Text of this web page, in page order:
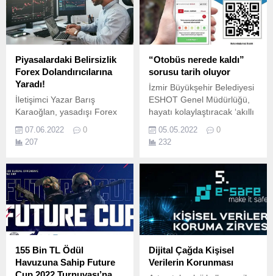
beldelerini kapsayan bir tura
çıkan ClickMeLive ile bu
bayram her zamankinden
daha eğlenceli geçecek… ...
ulaşmasını sağlayan yeni
fotoğraf makineleri ve
lensleri kullanıma sunuyor.
Piyasalardaki Belirsizlik
Forex Dolandırıcılarına
Yaradı!
İletişimci Yazar Barış
Karaoğlan, yasadışı Forex
uygulamaları ile yapılan
Nitelikli Dolandırıcılık
yatırımcıları uyardı ve
konuya dikkat çekti.
07.06.2022
0
207
“Otobüs nerede kaldı”
sorusu tarih oluyor
İzmir Büyükşehir Belediyesi
ESHOT Genel Müdürlüğü,
hayatı kolaylaştıracak ‘akıllı
atıyor.
05.05.2022
0
232
155 Bin TL Ödül
Havuzuna Sahip Future
Dijital Çağda Kişisel
Verilerin Korunması